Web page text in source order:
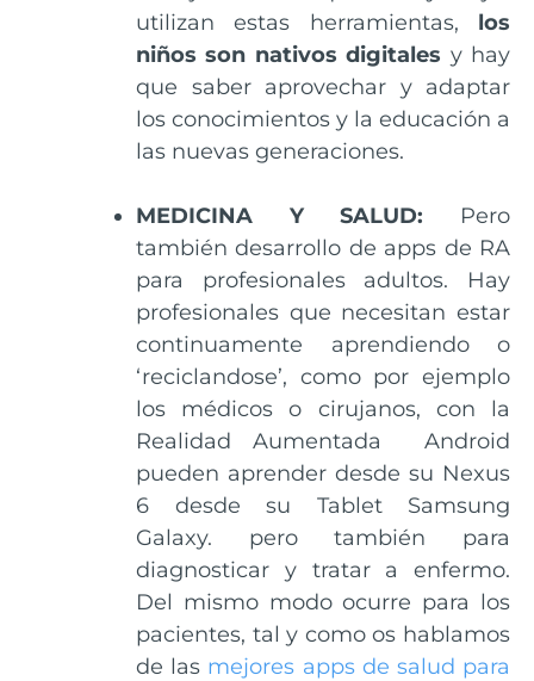
utilizan estas herramientas, los
niños son nativos digitales y hay
que saber aprovechar y adaptar
los conocimientos y la educación a
las nuevas generaciones.
MEDICINA Y SALUD: Pero
también desarrollo de apps de RA
para profesionales adultos. Hay
profesionales que necesitan estar
continuamente aprendiendo o
‘reciclandose’, como por ejemplo
los médicos o cirujanos, con la
Realidad Aumentada Android
pueden aprender desde su Nexus
6 desde su Tablet Samsung
Galaxy. pero también para
diagnosticar y tratar a enfermo.
Del mismo modo ocurre para los
pacientes, tal y como os hablamos
de las mejores apps de salud para